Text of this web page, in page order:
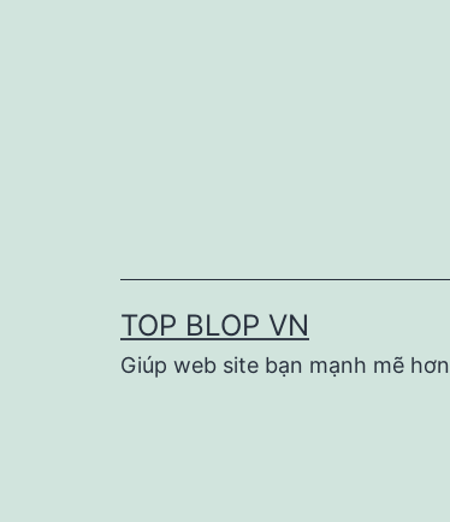
TOP BLOP VN
Giúp web site bạn mạnh mẽ hơn